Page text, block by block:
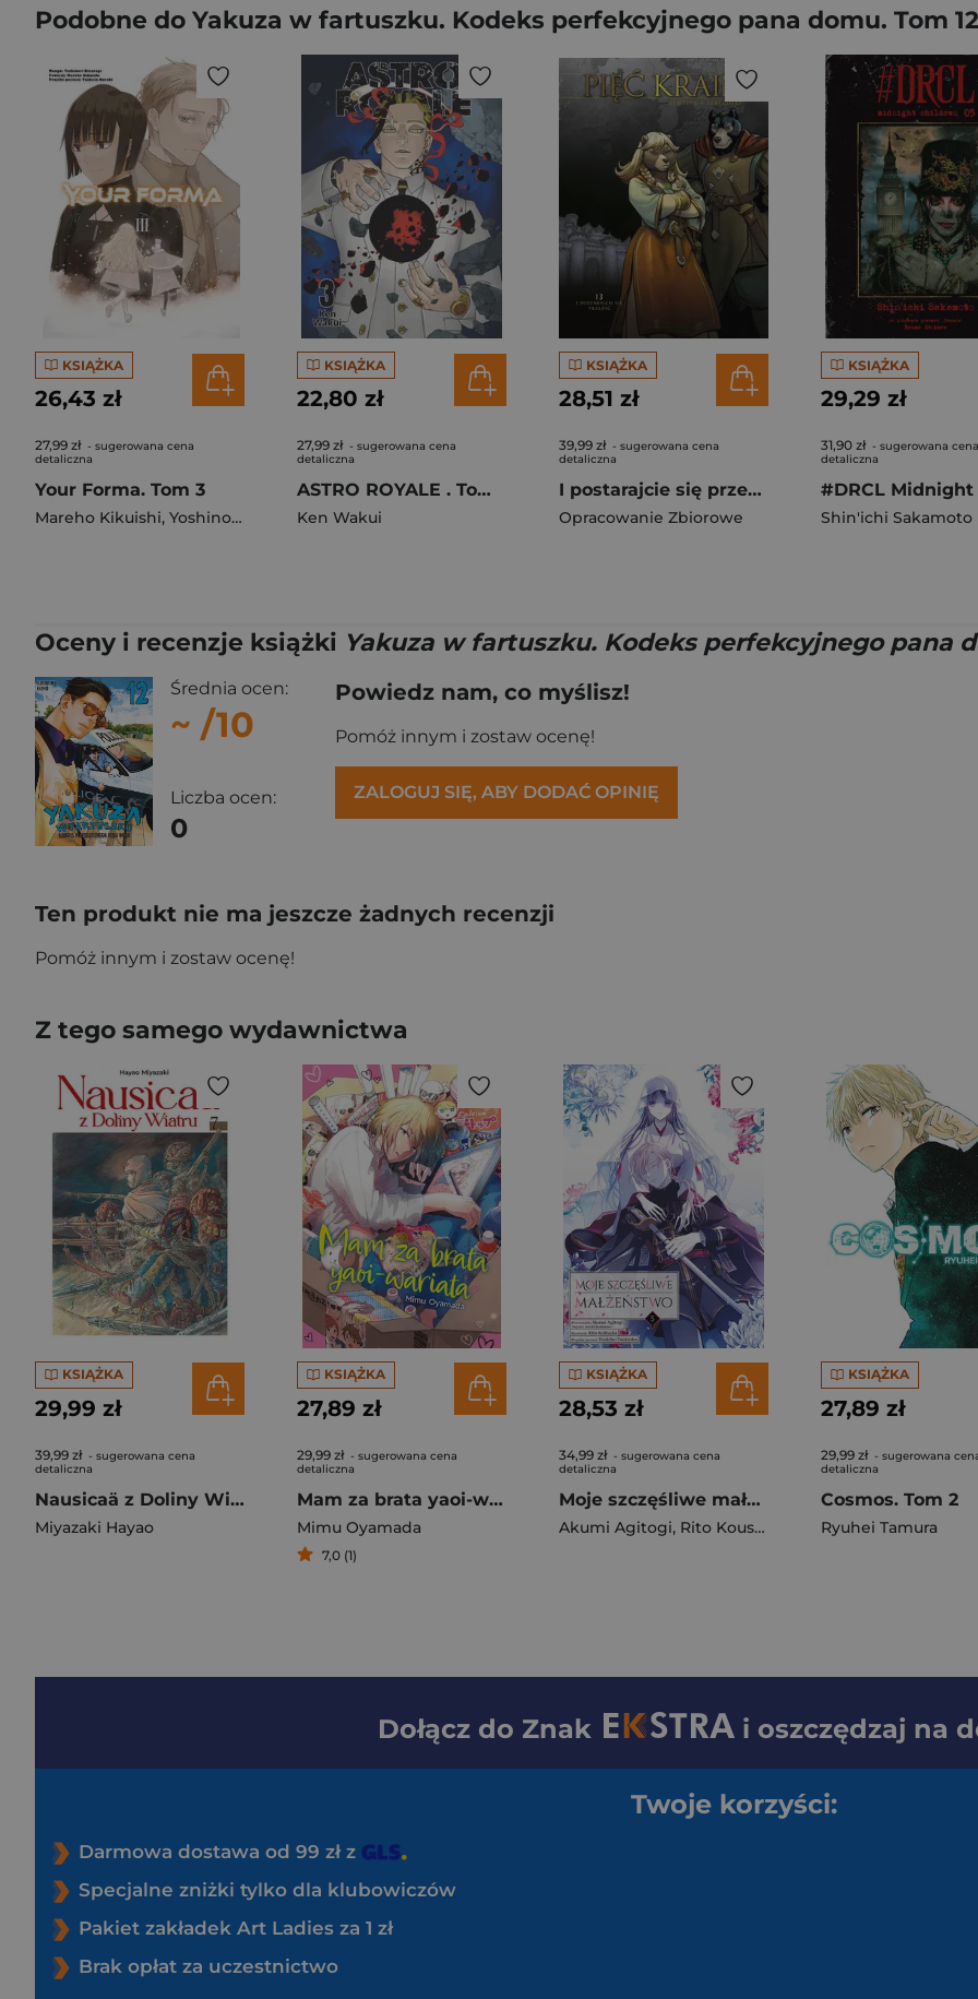
Podobne do Yakuza w fartuszku. Kodeks perfekcyjnego pana domu. Tom 12
KSIĄŻKA
26,43 zł
27,99 zł - sugerowana cena
detaliczna
Your Forma. Tom 3
Mareho Kikuishi, Yoshinori Kisaragi
KSIĄŻKA
22,80 zł
27,99 zł - sugerowana cena
detaliczna
ASTRO ROYALE . Tom 3
Ken Wakui
KSIĄŻKA
28,51 zł
39,99 zł - sugerowana cena
detaliczna
I postarajcie się przeżyć. Pięć Krain. Tom 13
Opracowanie Zbiorowe
KSIĄŻKA
29,29 zł
31,90 zł - sugerowana cena
detaliczna
Shin'ichi Sakamoto
Oceny i recenzje książki Yakuza w fartuszku. Kodeks perfekcyjnego pana
Średnia ocen:
~ /10
Liczba ocen:
0
Powiedz nam, co myślisz!
Pomóż innym i zostaw ocenę!
ZALOGUJ SIĘ, ABY DODAĆ OPINIĘ
Ten produkt nie ma jeszcze żadnych recenzji
Pomóż innym i zostaw ocenę!
Z tego samego wydawnictwa
KSIĄŻKA
29,99 zł
39,99 zł - sugerowana cena
detaliczna
Nausicaä z Doliny Wiatru. Tom 7
Miyazaki Hayao
KSIĄŻKA
27,89 zł
29,99 zł - sugerowana cena
detaliczna
Mam za brata yaoi-wariata
Mimu Oyamada
7,0 (1)
KSIĄŻKA
28,53 zł
34,99 zł - sugerowana cena
detaliczna
Moje szczęśliwe małżeństwo. Tom 5
Akumi Agitogi, Rito Kousaka
KSIĄŻKA
27,89 zł
29,99 zł - sugerowana
detaliczna
Cosmos. Tom 2
Ryuhei Tamura
Dołącz do Znak i oszczędzaj na
Twoje korzyści:
Darmowa dostawa od 99 zł z
Specjalne zniżki tylko dla klubowiczów
Pakiet zakładek Art Ladies za 1 zł
Brak opłat za uczestnictwo